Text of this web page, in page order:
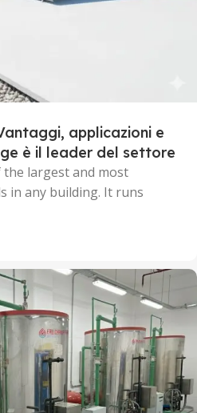
applicazioni e
è il leader del settore
largest and most
in any building. It runs